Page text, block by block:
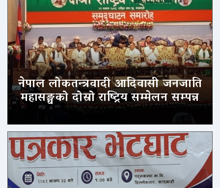
नेपाल लोकतन्त्रवादी आदिवासी जनजाति
महासङ्घको दोस्रो राष्ट्रिय सम्मेलन सम्पन्न